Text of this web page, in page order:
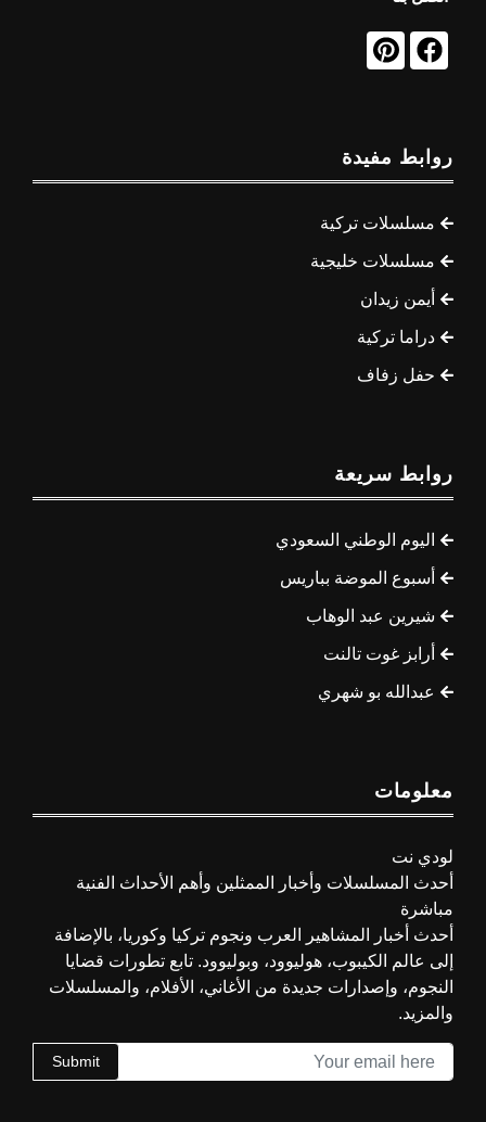
روابط مفيدة
مسلسلات تركية
مسلسلات خليجية
أيمن زيدان
دراما تركية
حفل زفاف
روابط سريعة
اليوم الوطني السعودي
أسبوع الموضة بباريس
شيرين عبد الوهاب
أرابز غوت تالنت
عبدالله بو شهري
معلومات
لودي نت
أحدث المسلسلات وأخبار الممثلين وأهم الأحداث الفنية
مباشرة
أحدث أخبار المشاهير العرب ونجوم تركيا وكوريا، بالإضافة
إلى عالم الكيبوب، هوليوود، وبوليوود. تابع تطورات قضايا
النجوم، وإصدارات جديدة من الأغاني، الأفلام، والمسلسلات
والمزيد.
Submit